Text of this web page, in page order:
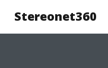
Stereonet360